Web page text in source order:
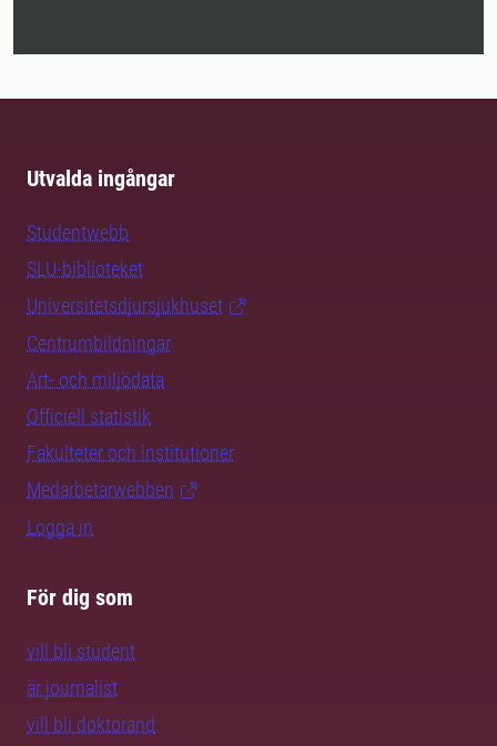
Utvalda ingångar
Studentwebb
SLU-biblioteket
Universitetsdjursjukhuset
Centrumbildningar
Art- och miljödata
Officiell statistik
Fakulteter och institutioner
Medarbetarwebben
Logga in
För dig som
vill bli student
är journalist
vill bli doktorand